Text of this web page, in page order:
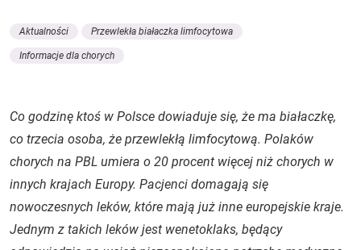
Aktualności Przewlekła białaczka limfocytowa
Informacje dla chorych
Co godzinę ktoś w Polsce dowiaduje się, że ma białaczkę,
co trzecia osoba, że przewlekłą limfocytową. Polaków
chorych na PBL umiera o 20 procent więcej niż chorych w
innych krajach Europy. Pacjenci domagają się
nowoczesnych leków, które mają już inne europejskie kraje.
Jednym z takich leków jest wenetoklaks, będący